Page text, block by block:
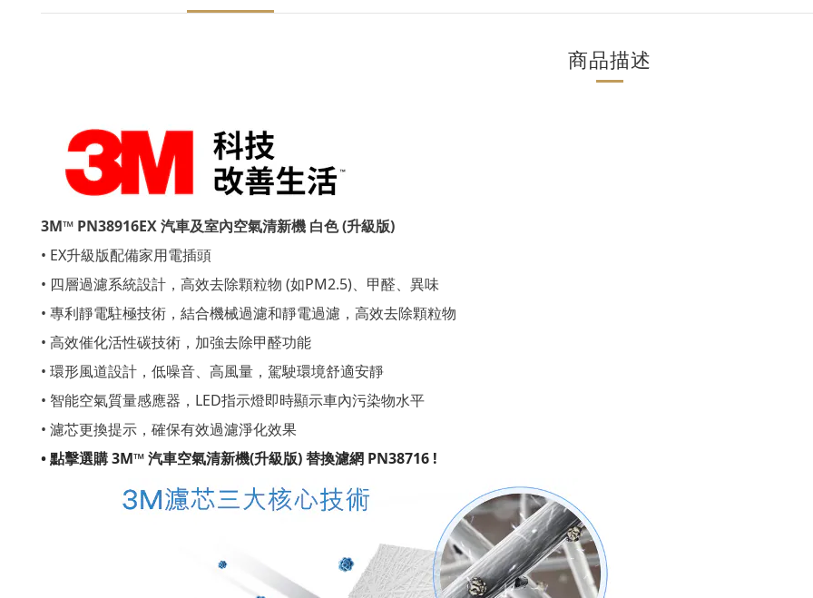
商品描述
3M™ PN38916EX 汽車及室內空氣清新機 白色 (升級版)
• EX升級版配備家用電插頭
• 四層過濾系統設計，高效去除顆粒物 (如PM2.5)、甲醛、異味
• 專利靜電駐極技術，結合機械過濾和靜電過濾，高效去除顆粒物
• 高效催化活性碳技術，加強去除甲醛功能
• 環形風道設計，低噪音、高風量，駕駛環境舒適安靜
• 智能空氣質量感應器，LED指示燈即時顯示車內污染物水平
• 濾芯更換提示，確保有效過濾淨化效果
• 點擊選購 3M™ 汽車空氣清新機(升級版) 替換濾網 PN38716 !